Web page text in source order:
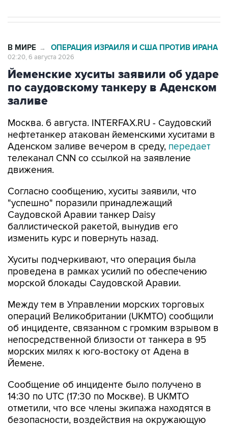
В МИРЕ → ОПЕРАЦИЯ ИЗРАИЛЯ И США ПРОТИВ ИРАНА
02:20, 6 августа 2026
Йеменские хуситы заявили об ударе
по саудовскому танкеру в Аденском
заливе
Москва. 6 августа. INTERFAX.RU - Саудовский
нефтетанкер атакован йеменскими хуситами в
Аденском заливе вечером в среду, передает
телеканал CNN со ссылкой на заявление
движения.
Согласно сообщению, хуситы заявили, что
"успешно" поразили принадлежащий
Саудовской Аравии танкер Daisy
баллистической ракетой, вынудив его
изменить курс и повернуть назад.
Хуситы подчеркивают, что операция была
проведена в рамках усилий по обеспечению
морской блокады Саудовской Аравии.
Между тем в Управлении морских торговых
операций Великобритании (UKMTO) сообщили
об инциденте, связанном с громким взрывом в
непосредственной близости от танкера в 95
морских милях к юго-востоку от Адена в
Йемене.
Сообщение об инциденте было получено в
14:30 по UTC (17:30 по Москве). В UKMTO
отметили, что все члены экипажа находятся в
безопасности, воздействия на окружающую